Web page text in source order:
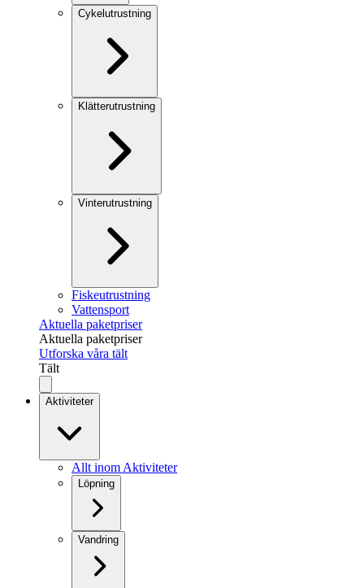
Cykelutrustning
Klätterutrustning
Vinterutrustning
Fiskeutrustning
Vattensport
Aktuella paketpriser
Aktuella paketpriser
Utforska våra tält
Tält
Aktiviteter
Allt inom Aktiviteter
Löpning
Vandring